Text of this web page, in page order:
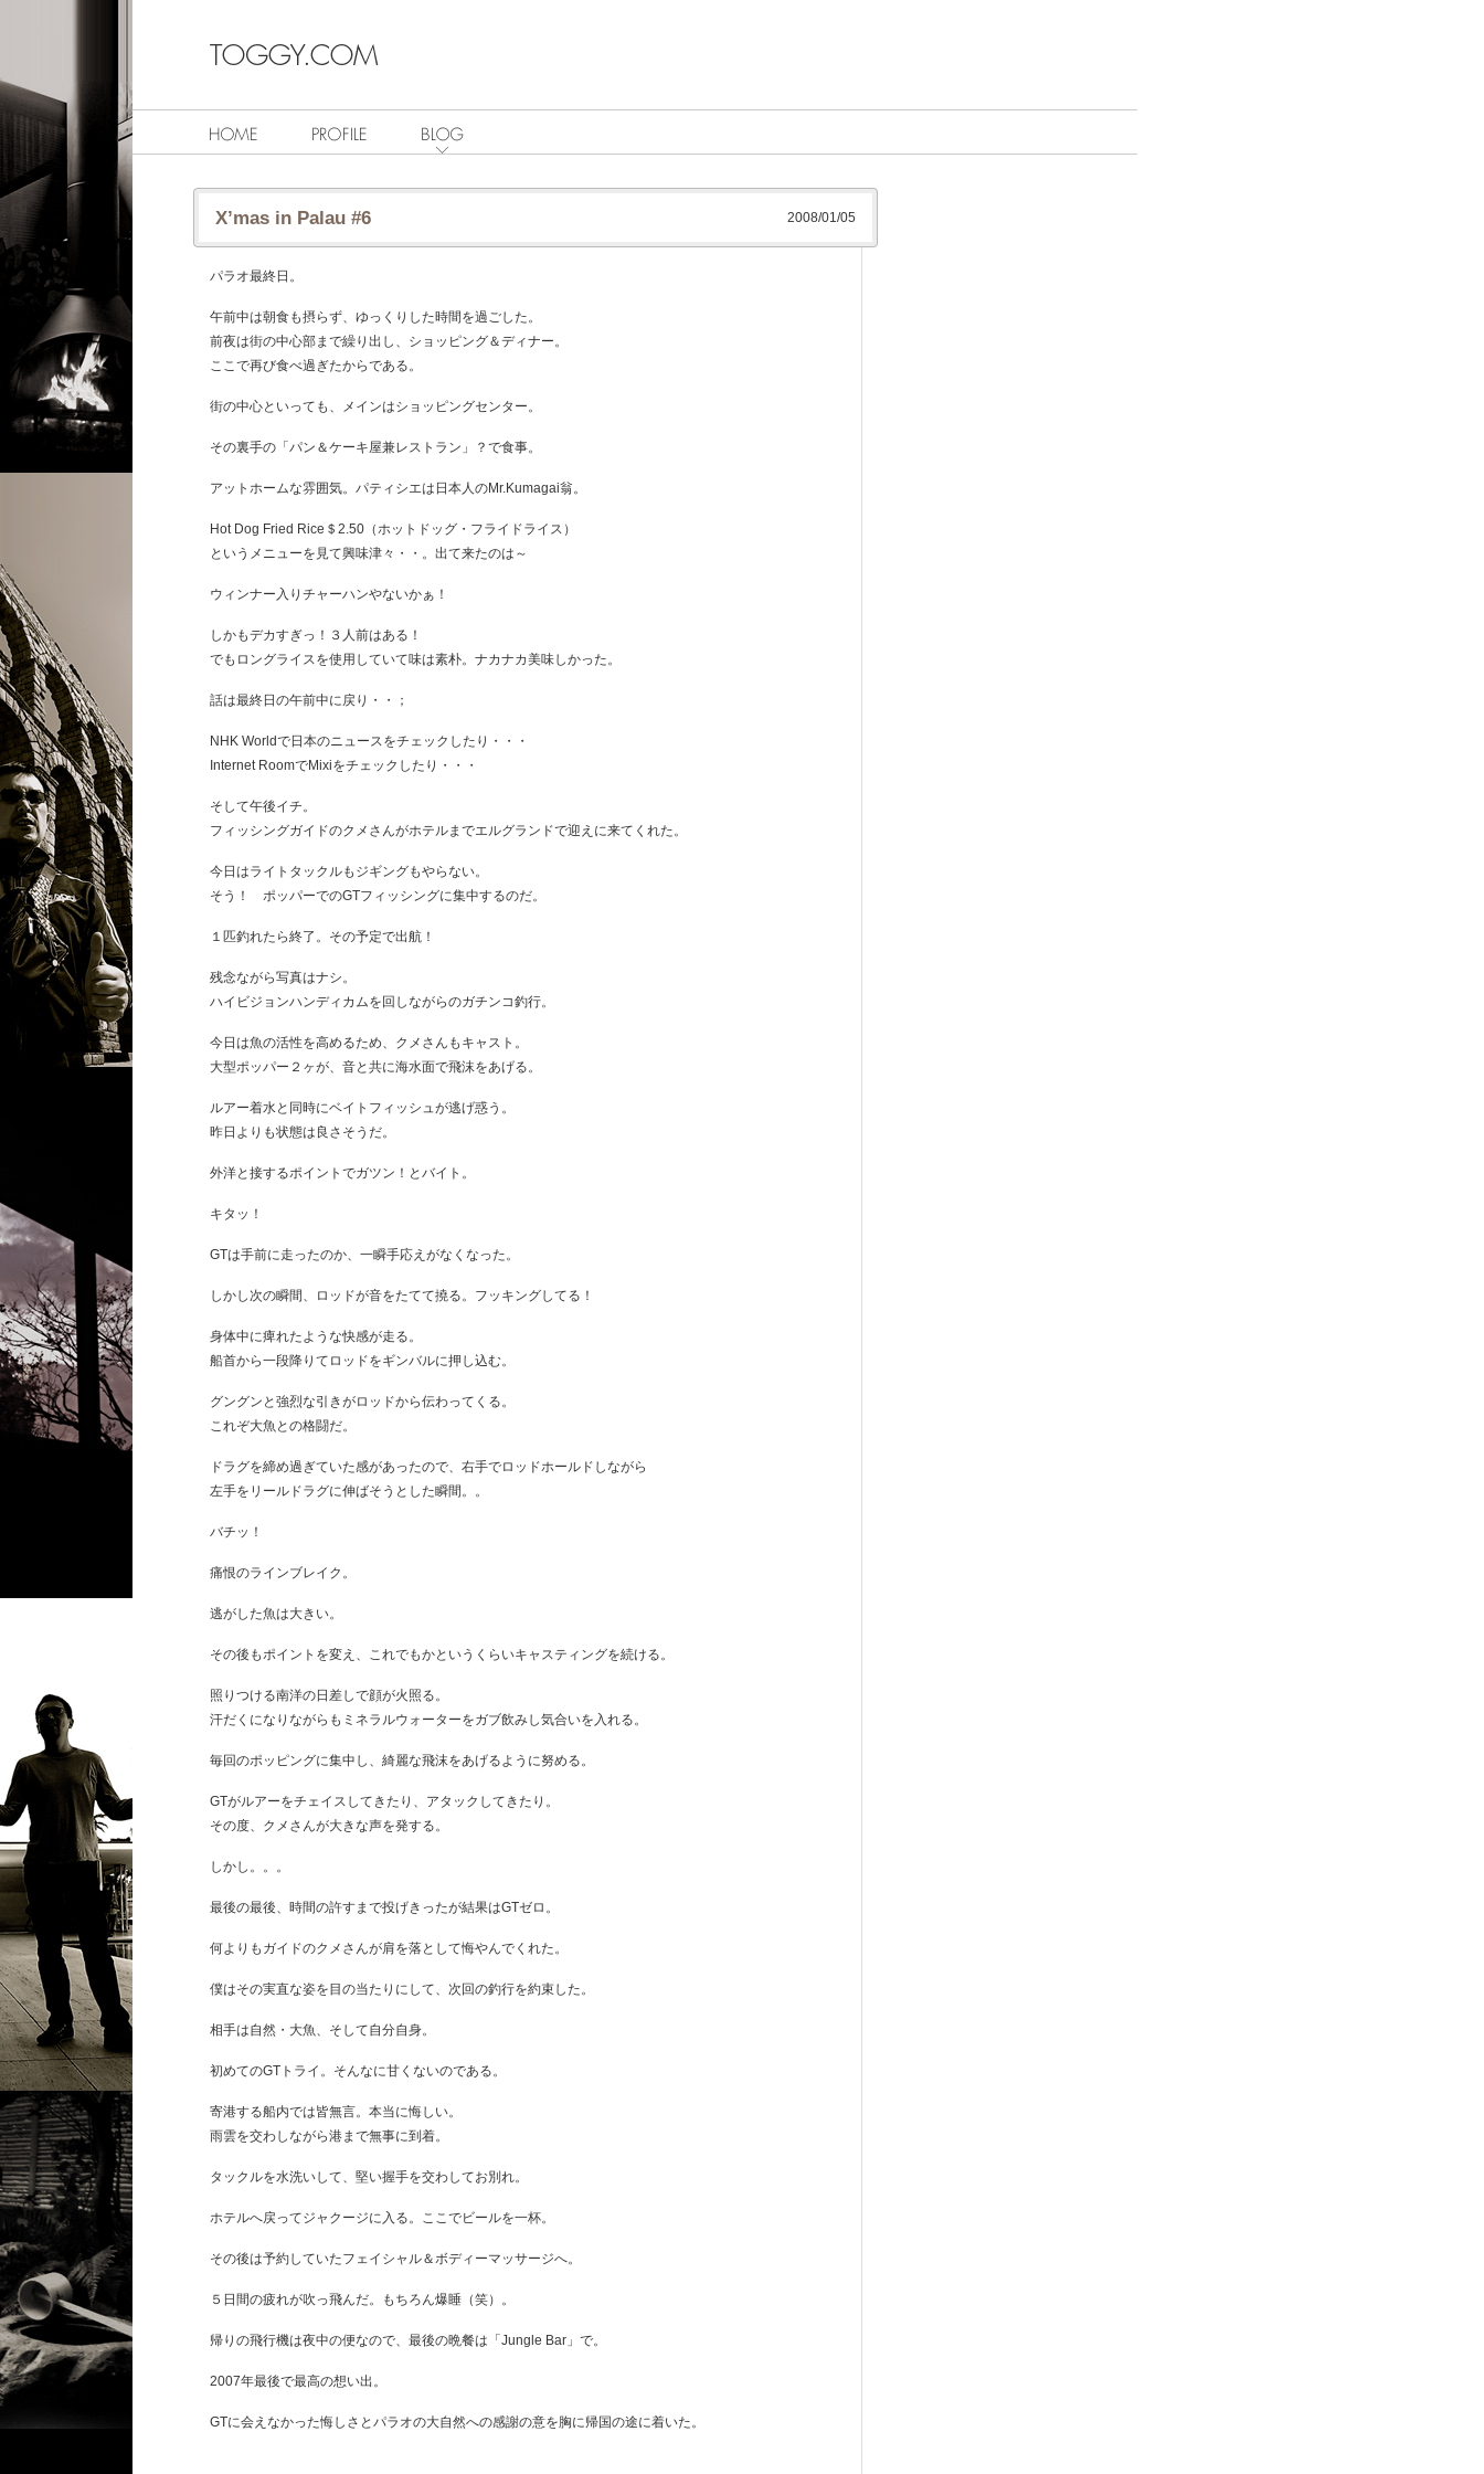
X’mas in Palau #6 2008/01/05
パラオ最終日。
午前中は朝食も摂らず、ゆっくりした時間を過ごした。
前夜は街の中心部まで繰り出し、ショッピング＆ディナー。
ここで再び食べ過ぎたからである。
街の中心といっても、メインはショッピングセンター。
その裏手の「パン＆ケーキ屋兼レストラン」？で食事。
アットホームな雰囲気。パティシエは日本人のMr.Kumagai翁。
Hot Dog Fried Rice＄2.50（ホットドッグ・フライドライス）
というメニューを見て興味津々・・。出て来たのは～
ウィンナー入りチャーハンやないかぁ！
しかもデカすぎっ！３人前はある！
でもロングライスを使用していて味は素朴。ナカナカ美味しかった。
話は最終日の午前中に戻り・・；
NHK Worldで日本のニュースをチェックしたり・・・
Internet RoomでMixiをチェックしたり・・・
そして午後イチ。
フィッシングガイドのクメさんがホテルまでエルグランドで迎えに来てくれた。
今日はライトタックルもジギングもやらない。
そう！ ポッパーでのGTフィッシングに集中するのだ。
１匹釣れたら終了。その予定で出航！
残念ながら写真はナシ。
ハイビジョンハンディカムを回しながらのガチンコ釣行。
今日は魚の活性を高めるため、クメさんもキャスト。
大型ポッパー２ヶが、音と共に海水面で飛沫をあげる。
ルアー着水と同時にベイトフィッシュが逃げ惑う。
昨日よりも状態は良さそうだ。
外洋と接するポイントでガツン！とバイト。
キタッ！
GTは手前に走ったのか、一瞬手応えがなくなった。
しかし次の瞬間、ロッドが音をたてて撓る。フッキングしてる！
身体中に痺れたような快感が走る。
船首から一段降りてロッドをギンバルに押し込む。
グングンと強烈な引きがロッドから伝わってくる。
これぞ大魚との格闘だ。
ドラグを締め過ぎていた感があったので、右手でロッドホールドしながら
左手をリールドラグに伸ばそうとした瞬間。。
バチッ！
痛恨のラインブレイク。
逃がした魚は大きい。
その後もポイントを変え、これでもかというくらいキャスティングを続ける。
照りつける南洋の日差しで顔が火照る。
汗だくになりながらもミネラルウォーターをガブ飲みし気合いを入れる。
毎回のポッピングに集中し、綺麗な飛沫をあげるように努める。
GTがルアーをチェイスしてきたり、アタックしてきたり。
その度、クメさんが大きな声を発する。
しかし。。。
最後の最後、時間の許すまで投げきったが結果はGTゼロ。
何よりもガイドのクメさんが肩を落として悔やんでくれた。
僕はその実直な姿を目の当たりにして、次回の釣行を約束した。
相手は自然・大魚、そして自分自身。
初めてのGTトライ。そんなに甘くないのである。
寄港する船内では皆無言。本当に悔しい。
雨雲を交わしながら港まで無事に到着。
タックルを水洗いして、堅い握手を交わしてお別れ。
ホテルへ戻ってジャクージに入る。ここでビールを一杯。
その後は予約していたフェイシャル＆ボディーマッサージへ。
５日間の疲れが吹っ飛んだ。もちろん爆睡（笑）。
帰りの飛行機は夜中の便なので、最後の晩餐は「Jungle Bar」で。
2007年最後で最高の想い出。
GTに会えなかった悔しさとパラオの大自然への感謝の意を胸に帰国の途に着いた。